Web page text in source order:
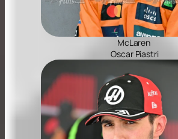
McLaren
Oscar Piastri